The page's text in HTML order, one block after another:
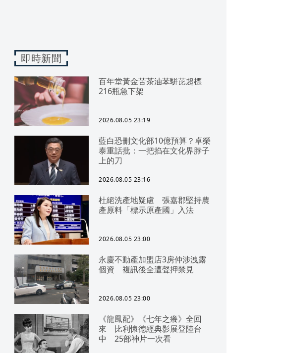
即時新聞
百年堂黃金苦茶油苯駢芘超標
216瓶急下架
2026.08.05 23:19
藍白恐刪文化部10億預算？卓榮
泰重話批：一把掐在文化界脖子
上的刀
2026.08.05 23:16
杜絕洗產地疑慮 張嘉郡堅持農
產原料「標示原產國」入法
2026.08.05 23:00
永慶不動產加盟店3房仲涉洩露
個資 複訊後全遭聲押禁見
2026.08.05 23:00
《龍鳳配》《七年之癢》全回
來 比利懷德經典影展登陸台
中 25部神片一次看